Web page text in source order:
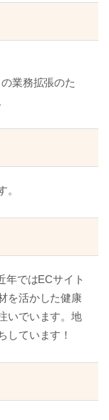
業務拡張のた
。
年ではECサイト
を活かした健康
いでいます。地
しています！